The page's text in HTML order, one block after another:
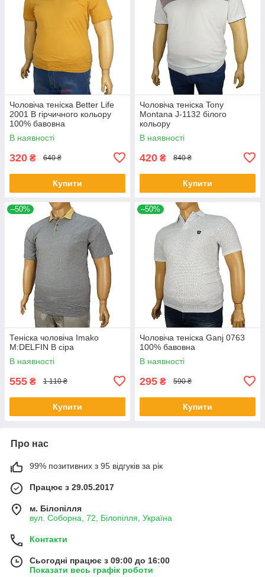
Чоловіча теніска Better Life
2001 B гірчичного кольору
100% бавовна
В наявності
320 ₴ 640 ₴
Купити
Чоловіча теніска Tony
Montana J-1132 білого
кольору
В наявності
420 ₴ 840 ₴
Купити
–50%
Теніска чоловіча Imako
M:DELFIN В сіра
В наявності
555 ₴ 1 110 ₴
Купити
–50%
Чоловіча теніска Ganj 0763
100% бавовна
В наявності
295 ₴ 590 ₴
Купити
Про нас
99% позитивних з 95 відгуків за рік
Працює з 29.05.2017
м. Білопілля
вул. Соборна, 72, Білопілля, Україна
Контакти
Сьогодні працює з 09:00 до 16:00
Показати весь графік роботи